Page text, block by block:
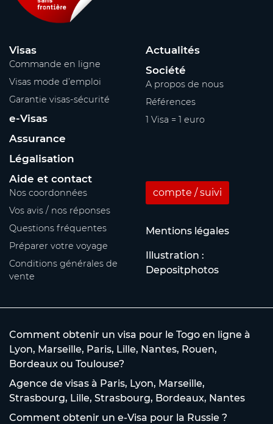
Visas
Commande en ligne
Visas mode d’emploi
Garantie visas-sécurité
e-Visas
Assurance
Légalisation
Actualités
Société
A propos de nous
Références
1 Visa = 1 euro
Aide et contact
Nos coordonnées
Vos avis / nos réponses
Questions fréquentes
Préparer votre voyage
Conditions générales de
vente
compte / suivi
Mentions légales
Illustration :
Depositphotos
Comment obtenir un visa pour le Togo en ligne à
Lyon, Marseille, Paris, Lille, Nantes, Rouen,
Bordeaux ou Toulouse?
Agence de visas à Paris, Lyon, Marseille,
Strasbourg, Lille, Strasbourg, Bordeaux, Nantes
Comment obtenir un e-Visa pour la Russie ?